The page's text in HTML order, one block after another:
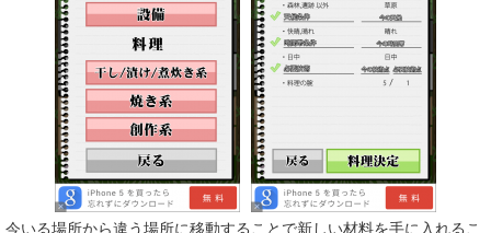
今いる場所から違う場所に移動することで新しい材料を手に入れるこ